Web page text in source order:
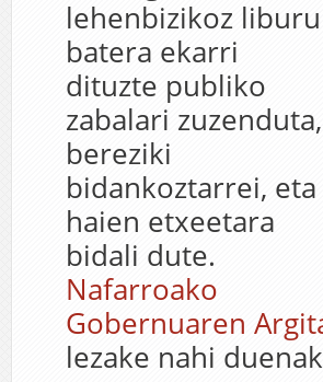
lehenbizikoz liburu
batera ekarri
dituzte publiko
zabalari zuzenduta,
bereziki
bidankoztarrei, eta
haien etxeetara
bidali dute.
Nafarroako
Gobernuaren
lezake nahi